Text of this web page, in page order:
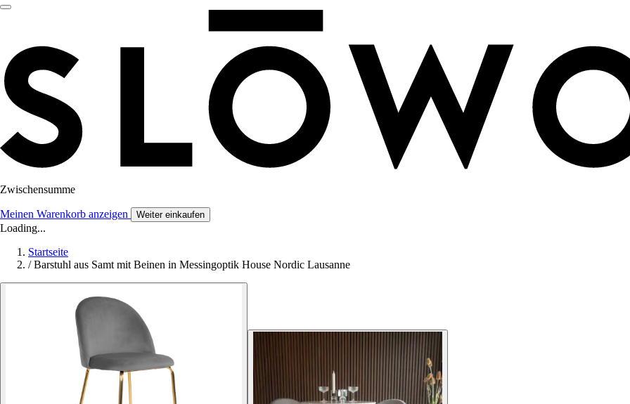
Zwischensumme
Meinen Warenkorb anzeigen Weiter einkaufen
Loading...
Startseite
/ Barstuhl aus Samt mit Beinen in Messingoptik House Nordic Lausanne